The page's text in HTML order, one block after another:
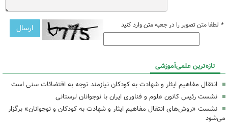
* لطفا متن تصویر را در جعبه متن وارد کنید
تازه‌ترین علمی‌آموزشی
انتقال مفاهیم ایثار و شهادت به کودکان نیازمند توجه به اقتضائات سنی است
نشست رئیس کانون علوم و فناوری ایران با نوجوانان لرستانی
نشست «روش‌های انتقال مفاهیم ایثار و شهادت به کودکان و نوجوانان» برگزار
می‌شود